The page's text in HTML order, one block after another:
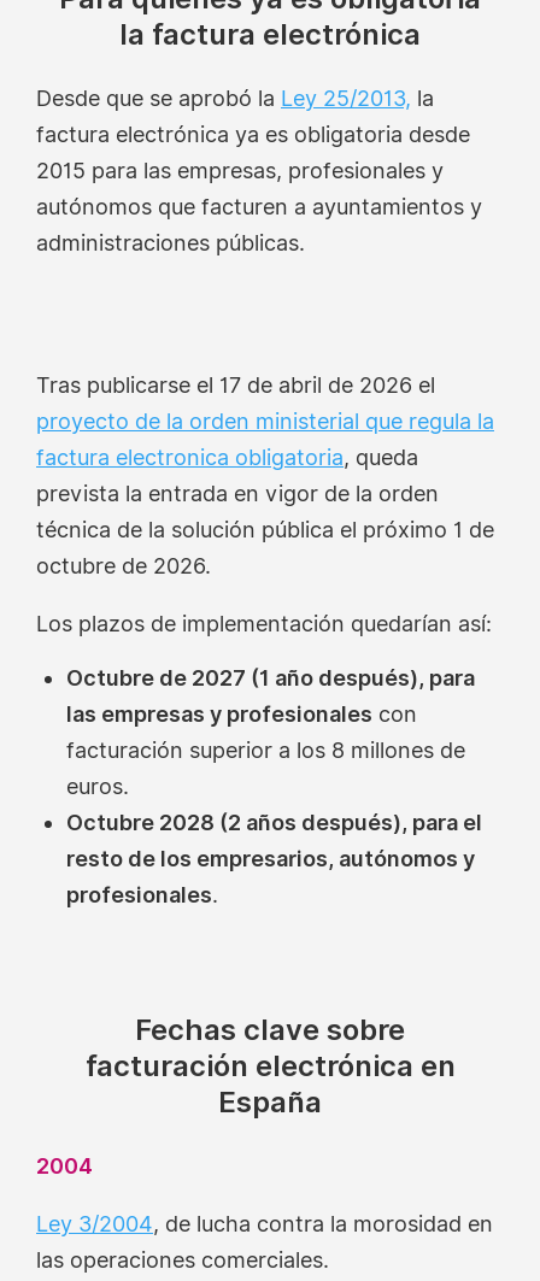
la factura electrónica
Desde que se aprobó la Ley 25/2013, la
factura electrónica ya es obligatoria desde
2015 para las empresas, profesionales y
autónomos que facturen a ayuntamientos y
administraciones públicas.
Tras publicarse el 17 de abril de 2026 el
proyecto de la orden ministerial que regula la
factura electronica obligatoria, queda
prevista la entrada en vigor de la orden
técnica de la solución pública el próximo 1 de
octubre de 2026.
Los plazos de implementación quedarían así:
Octubre de 2027 (1 año después), para
las empresas y profesionales con
facturación superior a los 8 millones de
euros.
Octubre 2028 (2 años después), para el
resto de los empresarios, autónomos y
profesionales.
Fechas clave sobre
facturación electrónica en
España
2004
Ley 3/2004, de lucha contra la morosidad en
las operaciones comerciales.